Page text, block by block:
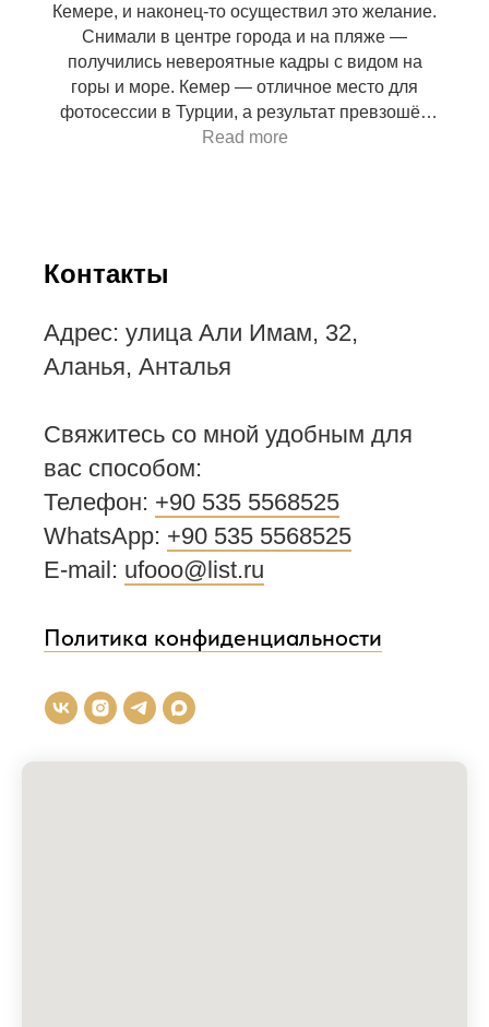
Кемере, и наконец-то осуществил это желание.
Снимали в центре города и на пляже —
получились невероятные кадры с видом на
горы и море. Кемер — отличное место для
фотосессии в Турции, а результат превзошёл
все ожидания!
Read more
Контакты
Адрес: улица Али Имам, 32,
Аланья, Анталья
Свяжитесь со мной удобным для
вас способом:
Телефон: +90 535 5568525
WhatsApp: +90 535 5568525
E-mail: ufooo@list.ru
Политика конфиденциальности